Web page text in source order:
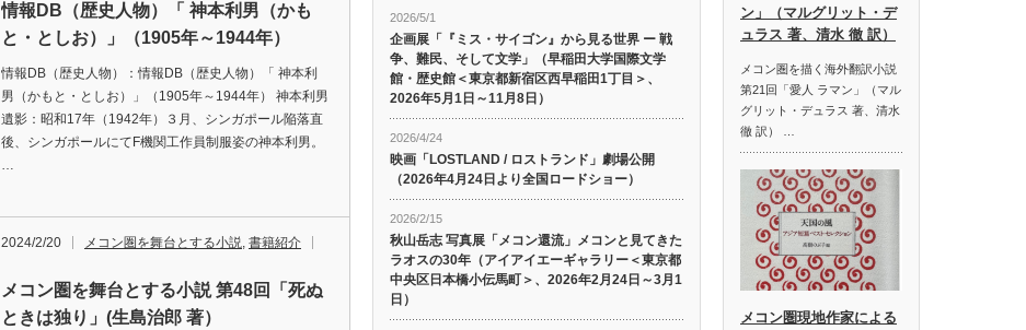
情報DB（歴史人物）「 神本利男（かも
と・としお）」（1905年～1944年）
情報DB（歴史人物）：情報DB（歴史人物）「 神本利
男（かもと・としお）」（1905年～1944年） 神本利男
遺影：昭和17年（1942年）３月、シンガポール陥落直
後、シンガポールにてF機関工作員制服姿の神本利男。
…
2024/2/20 メコン圏を舞台とする小説, 書籍紹介
メコン圏を舞台とする小説 第48回「死ぬ
ときは独り」(生島治郎 著）
2026/5/1
企画展「『ミス・サイゴン』から見る世界 ー 戦
争、難民、そして文学」（早稲田大学国際文学
館・歴史館＜東京都新宿区西早稲田1丁目＞、
2026年5月1日～11月8日）
2026/4/24
映画「LOSTLAND / ロストランド」劇場公開
（2026年4月24日より全国ロードショー）
2026/2/15
秋山岳志 写真展「メコン還流」メコンと見てきた
ラオスの30年（アイアイエーギャラリー＜東京都
中央区日本橋小伝馬町＞、2026年2月24日～3月1
日）
ン」（マルグリット・デ
ュラス 著、清水 徹 訳）
メコン圏を描く海外翻訳小説
第21回「愛人 ラマン」（マル
グリット・デュラス 著、清水
徹 訳） …
メコン圏現地作家による